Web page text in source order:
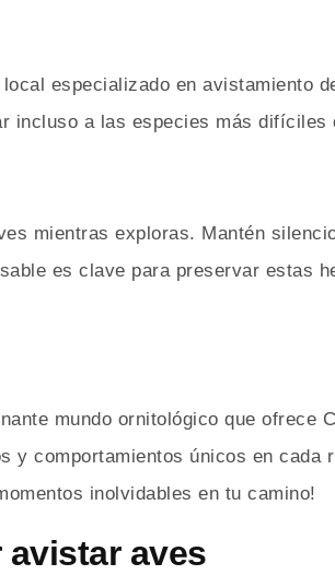
especializado en avistamiento
incluso a las especies más difíciles
mientras exploras. Mantén
es clave para preservar estas
mundo ornitológico que ofrece
comportamientos únicos en cada
inolvidables en tu camino!
aves